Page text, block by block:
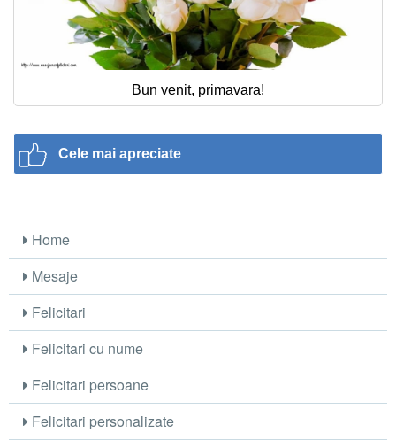
Bun venit, primavara!
Cele mai apreciate
Home
Mesaje
Felicitari
Felicitari cu nume
Felicitari persoane
Felicitari personalizate